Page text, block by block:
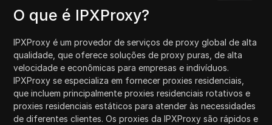
O que é IPXProxy?
IPXProxy é um provedor de serviços de proxy global de alta
qualidade, que oferece soluções de proxy puras, de alta
velocidade e econômicas para empresas e indivíduos.
IPXProxy se especializa em fornecer proxies residenciais,
que incluem principalmente proxies residenciais rotativos e
proxies residenciais estáticos para atender às necessidades
de diferentes clientes. Os proxies da IPXProxy são rápidos e